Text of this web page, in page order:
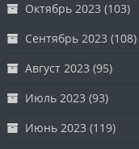
Октябрь 2023 (103)
Сентябрь 2023 (108)
Август 2023 (95)
Июль 2023 (93)
Июнь 2023 (119)